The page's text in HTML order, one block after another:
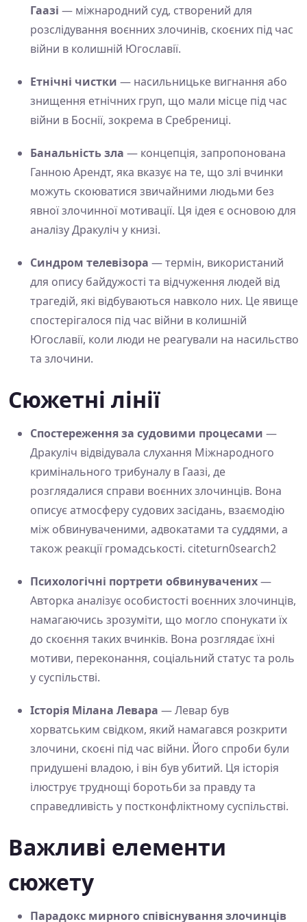
Гаазі — міжнародний суд, створений для
розслідування воєнних злочинів, скоєних під час
війни в колишній Югославії.
Етнічні чистки — насильницьке вигнання або
знищення етнічних груп, що мали місце під час
війни в Боснії, зокрема в Сребрениці.
Банальність зла — концепція, запропонована
Ганною Арендт, яка вказує на те, що злі вчинки
можуть скоюватися звичайними людьми без
явної злочинної мотивації. Ця ідея є основою для
аналізу Дракуліч у книзі.
Синдром телевізора — термін, використаний
для опису байдужості та відчуження людей від
трагедій, які відбуваються навколо них. Це явище
спостерігалося під час війни в колишній
Югославії, коли люди не реагували на насильство
та злочини.
Сюжетні лінії
Спостереження за судовими процесами —
Дракуліч відвідувала слухання Міжнародного
кримінального трибуналу в Гаазі, де
розглядалися справи воєнних злочинців. Вона
описує атмосферу судових засідань, взаємодію
між обвинуваченими, адвокатами та суддями, а
також реакції громадськості. citeturn0search2
Психологічні портрети обвинувачених—
Авторка аналізує особистості воєнних злочинців,
намагаючись зрозуміти, що могло спонукати їх
до скоєння таких вчинків. Вона розглядає їхні
мотиви, переконання, соціальний статус та роль
у суспільстві.
Історія Мілана Левара — Левар був
хорватським свідком, який намагався розкрити
злочини, скоєні під час війни. Його спроби були
придушені владою, і він був убитий. Ця історія
ілюструє труднощі боротьби за правду та
справедливість у постконфліктному суспільстві.
Важливі елементи
сюжету
Парадокс мирного співіснування злочинців